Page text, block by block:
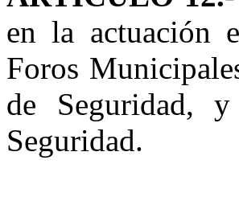
en la actuación
Foros
de Seguridad,
Seguridad.